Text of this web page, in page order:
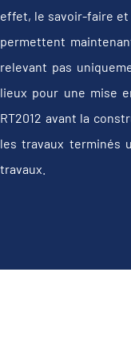
effet, le savoir-faire
permettent
relevant pas
lieux pour une mise
RT2012 avant la
les travaux terminés
travaux.